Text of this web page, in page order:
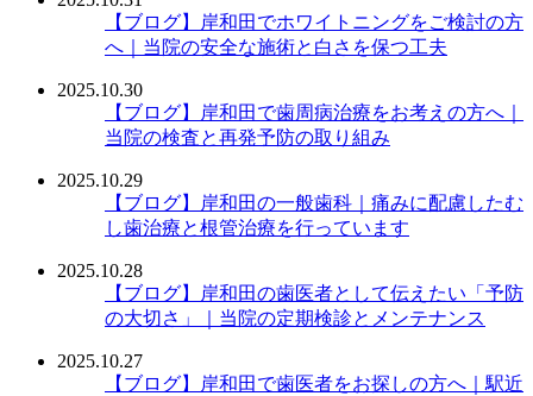
【ブログ】
岸和田でホワイトニングをご検討の方
へ｜当院の安全な施術と白さを保つ工夫
2025.10.30
【ブログ】
岸和田で歯周病治療をお考えの方へ｜
当院の検査と再発予防の取り組み
2025.10.29
【ブログ】
岸和田の一般歯科｜痛みに配慮したむ
し歯治療と根管治療を行っています
2025.10.28
【ブログ】
岸和田の歯医者として伝えたい「予防
の大切さ」｜当院の定期検診とメンテナンス
2025.10.27
【ブログ】
岸和田で歯医者をお探しの方へ｜駅近